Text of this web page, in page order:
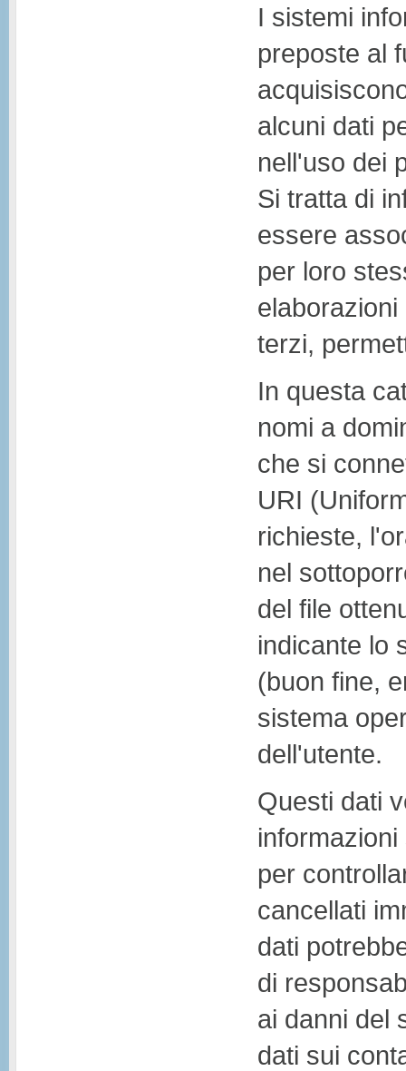
I sistemi
preposte al
alcuni dati
nell'uso dei
Si tratta di
essere
per loro
terzi,
In questa
nomi a
che si
URI
richieste,
nel
del file
indicante lo
(buon fine,
sistema
dell'utente.
Questi dati
per
cancellati
dati
di
ai danni del
dati sui